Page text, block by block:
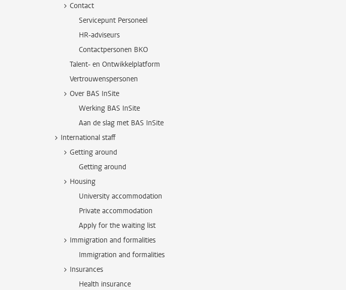
Contact
Servicepunt Personeel
HR-adviseurs
Contactpersonen BKO
Talent- en Ontwikkelplatform
Vertrouwenspersonen
Over BAS InSite
Werking BAS InSite
Aan de slag met BAS InSite
International staff
Getting around
Getting around
Housing
University accommodation
Private accommodation
Apply for the waiting list
Immigration and formalities
Immigration and formalities
Insurances
Health insurance